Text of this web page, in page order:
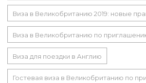
Виза в Великобританию 2019: новые
Виза в Великобританию по
Виза для поездки в Англию
Гостевая виза в Великобританию по